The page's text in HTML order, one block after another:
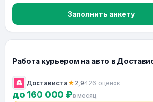
Заполнить анкету
Работа курьером на авто в
Достависта★2,9426 оценок
до 160 000 ₽в месяц